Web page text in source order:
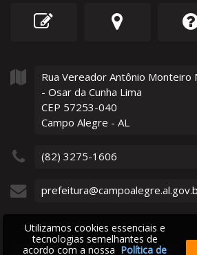
Rua Vereador Antônio Monteiro
- Osar da Cunha Lima
CEP 57253-040
Campo Alegre - AL
(82) 3275-1606
Utilizamos cookies essenciais e
tecnologias semelhantes de
acordo com a nossa Política de